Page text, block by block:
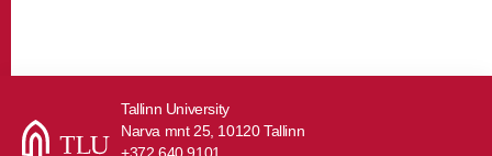
Tallinn University
Narva mnt 25, 10120 Tallinn